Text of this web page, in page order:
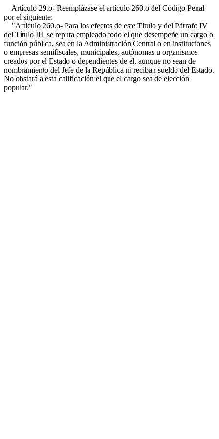
Artículo 29.o- Reemplázase el artículo 260.o del Código Penal
por el siguiente:
"Artículo 260.o- Para los efectos de este Título y del Párrafo IV
del Título III, se reputa empleado todo el que desempeñe un cargo o
función pública, sea en la Administración Central o en instituciones
o empresas semifiscales, municipales, autónomas u organismos
creados por el Estado o dependientes de él, aunque no sean de
nombramiento del Jefe de la República ni reciban sueldo del Estado.
No obstará a esta calificación el que el cargo sea de elección
popular."